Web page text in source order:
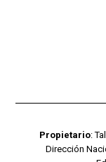
Propietario:
Dirección